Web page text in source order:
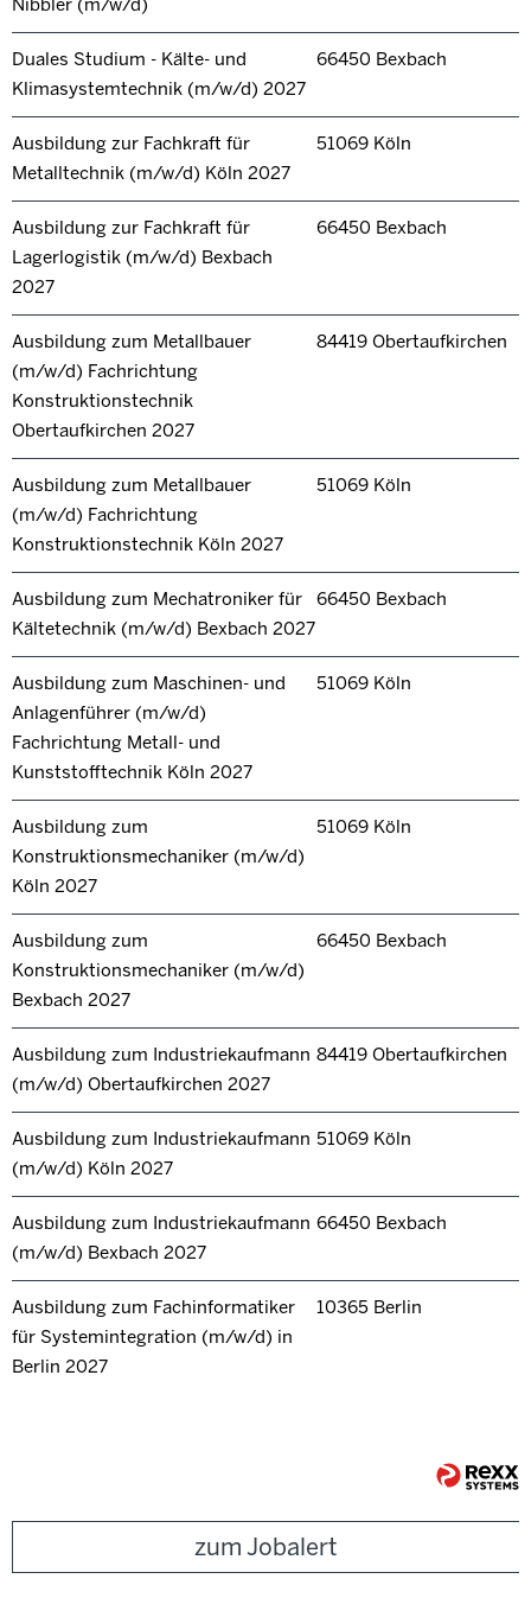
Nibbler (m/w/d)
Duales Studium - Kälte- und
Klimasystemtechnik (m/w/d) 2027
66450 Bexbach
Ausbildung zur Fachkraft für
Metalltechnik (m/w/d) Köln 2027
51069 Köln
Ausbildung zur Fachkraft für
Lagerlogistik (m/w/d) Bexbach
2027
66450 Bexbach
Ausbildung zum Metallbauer
(m/w/d) Fachrichtung
Konstruktionstechnik
Obertaufkirchen 2027
84419 Obertaufkirchen
Ausbildung zum Metallbauer
(m/w/d) Fachrichtung
Konstruktionstechnik Köln 2027
51069 Köln
Ausbildung zum Mechatroniker für
Kältetechnik (m/w/d) Bexbach 2027
66450 Bexbach
Ausbildung zum Maschinen- und
Anlagenführer (m/w/d)
Fachrichtung Metall- und
Kunststofftechnik Köln 2027
51069 Köln
Ausbildung zum
Konstruktionsmechaniker (m/w/d)
Köln 2027
51069 Köln
Ausbildung zum
Konstruktionsmechaniker (m/w/d)
Bexbach 2027
66450 Bexbach
Ausbildung zum Industriekaufmann
(m/w/d) Obertaufkirchen 2027
84419 Obertaufkirchen
Ausbildung zum Industriekaufmann
(m/w/d) Köln 2027
51069 Köln
Ausbildung zum Industriekaufmann
(m/w/d) Bexbach 2027
66450 Bexbach
Ausbildung zum Fachinformatiker
für Systemintegration (m/w/d) in
Berlin 2027
10365 Berlin
zum Jobalert